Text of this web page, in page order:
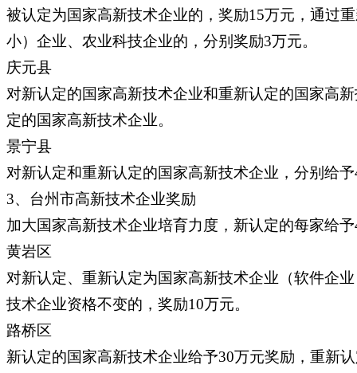
被认定为国家高新技术企业的，奖励15万元，通过
小）企业、农业科技企业的，分别奖励3万元。
庆元县
对新认定的国家高新技术企业和重新认定的国家高
定的国家高新技术企业。
景宁县
对新认定和重新认定的国家高新技术企业，分别给
3、台州市高新技术企业奖励
加大国家高新技术企业培育力度，新认定的每家给
黄岩区
对新认定、重新认定为国家高新技术企业（软件企
技术企业资格不变的，奖励10万元。
路桥区
新认定的国家高新技术企业给予30万元奖励，重新